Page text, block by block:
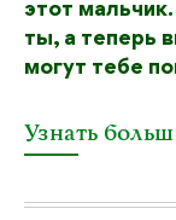
этот
ты, а теперь
могут тебе
Узнать